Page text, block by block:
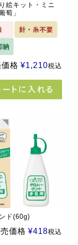
絵キット・ミニ
萄」
格 ¥1,210税込
ド(60g)
価格 ¥418税込